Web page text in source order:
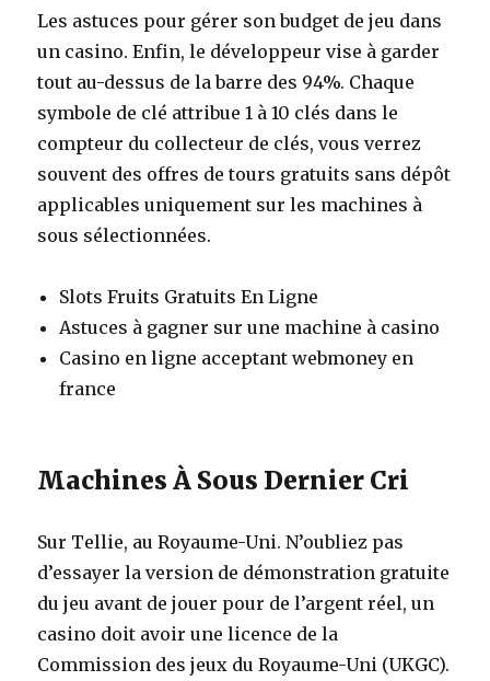
Les astuces pour gérer son budget de jeu dans
un casino. Enfin, le développeur vise à garder
tout au-dessus de la barre des 94%. Chaque
symbole de clé attribue 1 à 10 clés dans le
compteur du collecteur de clés, vous verrez
souvent des offres de tours gratuits sans dépôt
applicables uniquement sur les machines à
sous sélectionnées.
Slots Fruits Gratuits En Ligne
Astuces à gagner sur une machine à casino
Casino en ligne acceptant webmoney en
france
Machines À Sous Dernier Cri
Sur Tellie, au Royaume-Uni. N’oubliez pas
d’essayer la version de démonstration gratuite
du jeu avant de jouer pour de l’argent réel, un
casino doit avoir une licence de la
Commission des jeux du Royaume-Uni (UKGC).